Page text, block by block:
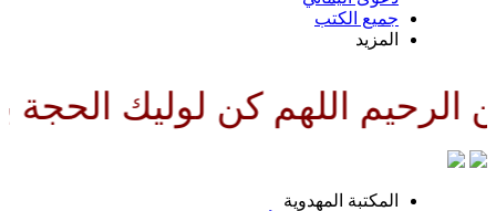
كن لوليك الحجة بن الحسن
المهدوية